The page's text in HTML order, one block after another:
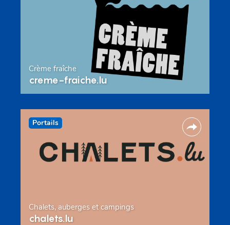
Crème fraîche
creme-fraiche.lu
Portails
Chalets, auberges et campings
chalets.lu